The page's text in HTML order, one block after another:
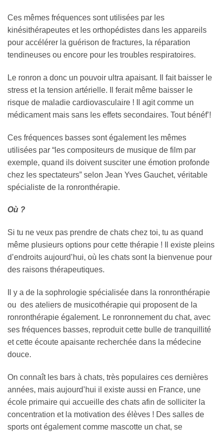
Ces mêmes fréquences sont utilisées par les
kinésithérapeutes et les orthopédistes dans les appareils
pour accélérer la guérison de fractures, la réparation
tendineuses ou encore pour les troubles respiratoires.
Le ronron a donc un pouvoir ultra apaisant. Il fait baisser le
stress et la tension artérielle. Il ferait même baisser le
risque de maladie cardiovasculaire ! Il agit comme un
médicament mais sans les effets secondaires. Tout bénéf’!
Ces fréquences basses sont également les mêmes
utilisées par “les compositeurs de musique de film par
exemple, quand ils doivent susciter une émotion profonde
chez les spectateurs” selon Jean Yves Gauchet, véritable
spécialiste de la ronronthérapie.
Où ?
Si tu ne veux pas prendre de chats chez toi, tu as quand
même plusieurs options pour cette thérapie ! Il existe pleins
d’endroits aujourd’hui, où les chats sont la bienvenue pour
des raisons thérapeutiques.
Il y a de la sophrologie spécialisée dans la ronronthérapie
ou des ateliers de musicothérapie qui proposent de la
ronronthérapie également. Le ronronnement du chat, avec
ses fréquences basses, reproduit cette bulle de tranquillité
et cette écoute apaisante recherchée dans la médecine
douce.
On connaît les bars à chats, très populaires ces dernières
années, mais aujourd’hui il existe aussi en France, une
école primaire qui accueille des chats afin de solliciter la
concentration et la motivation des élèves ! Des salles de
sports ont également comme mascotte un chat, se